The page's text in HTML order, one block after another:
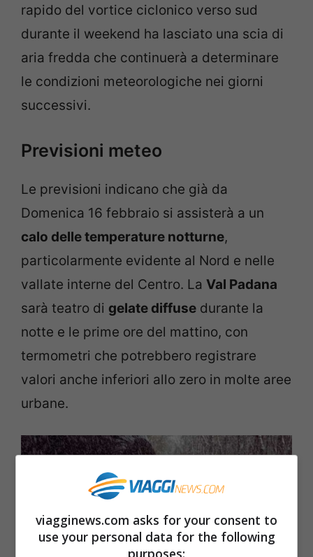
rapido del vortice ciclonico verso sud
durante il weekend ha lasciato una scia di
aria fredda che continuerà a determinare
le condizioni meteorologiche nei giorni
successivi.
Previsioni meteo
Le previsioni indicano che già da
Domenica 16 febbraio si assisterà a un
calo delle temperature notturne,
particolarmente evidente al Nord e nelle
vallate interne del Centro. La Val Padana
sarà teatro di gelate diffuse durante la
notte e le prime ore del mattino, con
termometri che potrebbero registrare
valori anche inferiori allo zero in molte aree
urbane.
viagginews.com asks for your consent to
use your personal data for the following
purposes: